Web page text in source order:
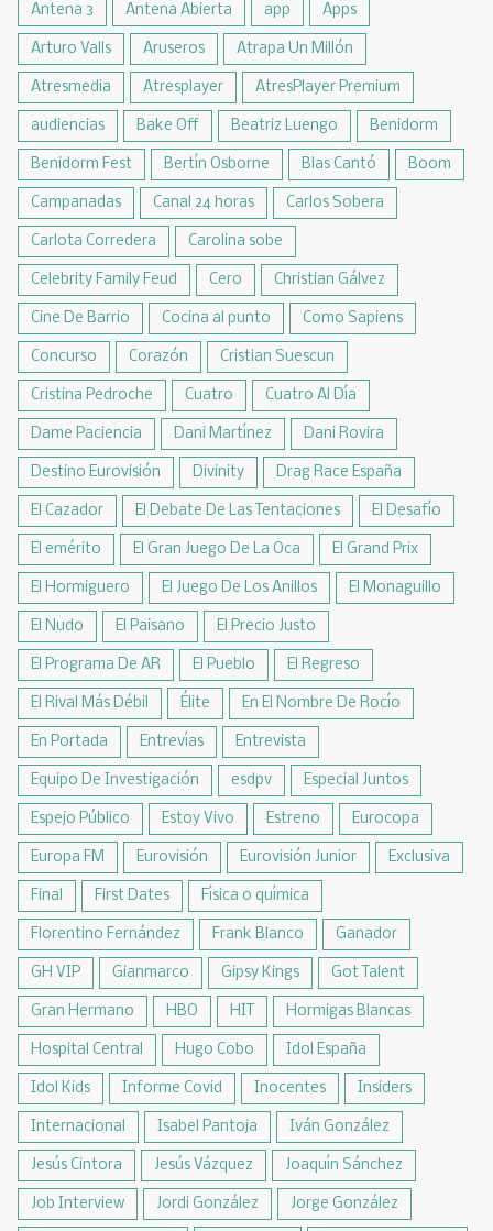
Antena 3 Antena Abierta app Apps
Arturo Valls Aruseros Atrapa Un Millón
Atresmedia Atresplayer AtresPlayer Premium
audiencias Bake Off Beatriz Luengo Benidorm
Benidorm Fest Bertín Osborne Blas Cantó Boom
Campanadas Canal 24 horas Carlos Sobera
Carlota Corredera Carolina sobe
Celebrity Family Feud Cero Christian Gálvez
Cine De Barrio Cocina al punto Como Sapiens
Concurso Corazón Cristian Suescun
Cristina Pedroche Cuatro Cuatro Al Día
Dame Paciencia Dani Martínez Dani Rovira
Destino Eurovisión Divinity Drag Race España
El Cazador El Debate De Las Tentaciones El Desafío
El emérito El Gran Juego De La Oca El Grand Prix
El Hormiguero El Juego De Los Anillos El Monaguillo
El Nudo El Paisano El Precio Justo
El Programa De AR El Pueblo El Regreso
El Rival Más Débil Élite En El Nombre De Rocío
En Portada Entrevías Entrevista
Equipo De Investigación esdpv Especial Juntos
Espejo Público Estoy Vivo Estreno Eurocopa
Europa FM Eurovisión Eurovisión Junior Exclusiva
Final First Dates Física o química
Florentino Fernández Frank Blanco Ganador
GH VIP Gianmarco Gipsy Kings Got Talent
Gran Hermano HBO HIT Hormigas Blancas
Hospital Central Hugo Cobo Idol España
Idol Kids Informe Covid Inocentes Insiders
Internacional Isabel Pantoja Iván González
Jesús Cintora Jesús Vázquez Joaquín Sánchez
Job Interview Jordi González Jorge González